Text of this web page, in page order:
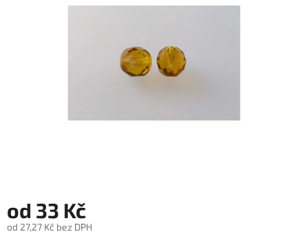
od 33 Kč
od 27,27 Kč bez DPH